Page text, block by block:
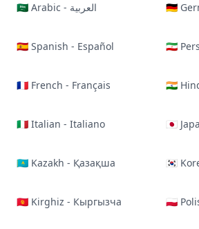
🇸🇦 Arabic - العربية 🇩🇪
🇪🇸 Spanish - Español
🇫🇷 French - Français 🇮🇳
🇮🇹 Italian - Italiano 🇯🇵
🇰🇿 Kazakh - Қазақша 🇰🇷
🇰🇬 Kirghiz - Кыргызча 🇵🇱